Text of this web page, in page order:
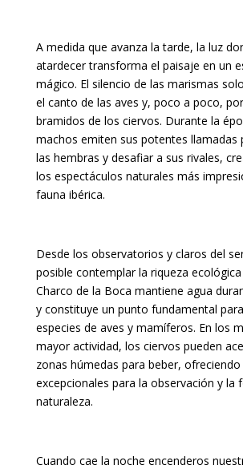
A medida que avanza la tarde, la luz
atardecer transforma el paisaje en un
mágico. El silencio de las marismas
el canto de las aves y, poco a poco,
bramidos de los ciervos. Durante la
machos emiten sus potentes llamadas
las hembras y desafiar a sus rivales,
los espectáculos naturales más
fauna ibérica.
Desde los observatorios y claros del
posible contemplar la riqueza
Charco de la Boca mantiene agua
y constituye un punto fundamental
especies de aves y mamíferos. En los
mayor actividad, los ciervos pueden
zonas húmedas para beber,
excepcionales para la observación y la
naturaleza.
Cuando cae la noche encenderos